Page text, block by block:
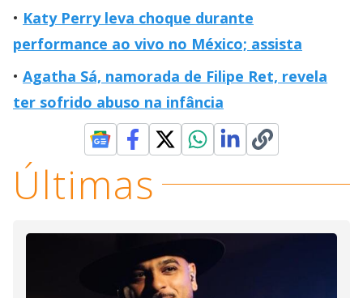
Katy Perry leva choque durante
performance ao vivo no México; assista
Agatha Sá, namorada de Filipe Ret, revela
ter sofrido abuso na infância
Últimas